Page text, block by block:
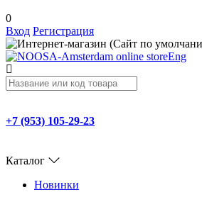
0
Вход Регистрация
Eng
+7 (953) 105-29-23
Каталог
Новинки